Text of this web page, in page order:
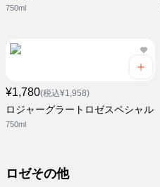
750ml
¥1,780(税込¥1,958)
ロジャーグラートロゼスペシャル
750ml
ロゼその他